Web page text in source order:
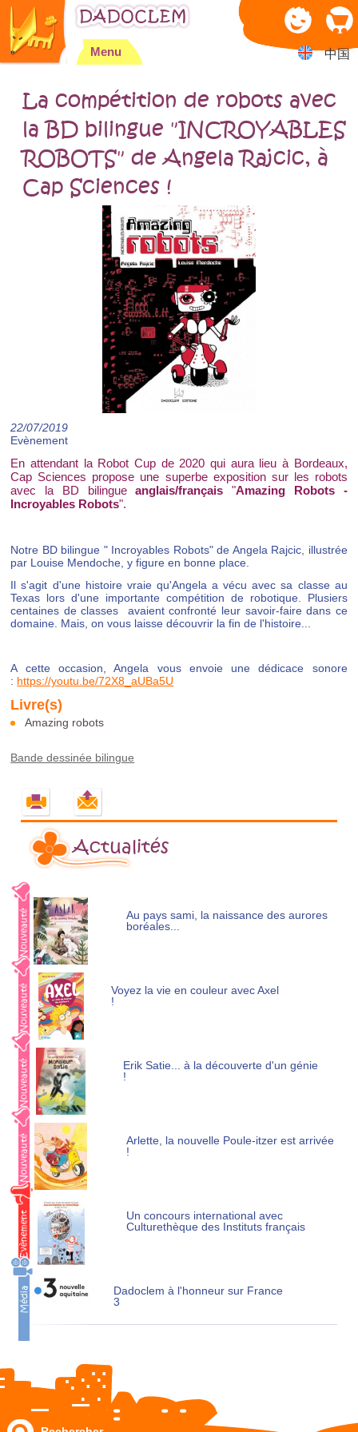
Jump to navigation
Menu 中国
La compétition de robots avec
la BD bilingue "INCROYABLES
ROBOTS" de Angela Rajcic, à
Cap Sciences !
22/07/2019
Evènement
En attendant la Robot Cup de 2020 qui aura lieu à Bordeaux,
Cap Sciences propose une superbe exposition sur les robots
avec la BD bilingueanglais/français "Amazing Robots -
Incroyables Robots".
Notre BD bilingue " Incroyables Robots" de Angela Rajcic, illustrée
par Louise Mendoche, y figure en bonne place.
Il s'agit d'une histoire vraie qu'Angela a vécu avec sa classe au
Texas lors d'une importante compétition de robotique. Plusiers
centaines de classes avaient confronté leur savoir-faire dans ce
domaine. Mais, on vous laisse découvrir la fin de l'histoire...
A cette occasion, Angela vous envoie une dédicace sonore
: https://youtu.be/72X8_aUBa5U
Amazing robots
Bande dessinée bilingue
Actualités
Au pays sami, la naissance des aurores
boréales...
Voyez la vie en couleur avec Axel
!
Erik Satie... à la découverte d'un génie
!
Arlette, la nouvelle Poule-itzer est arrivée
!
Un concours international avec
Culturethèque des Instituts français
Dadoclem à l'honneur sur France
3